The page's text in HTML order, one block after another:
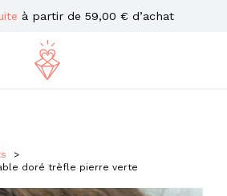
à partir de 59,00 € d’achat
doré trèfle pierre verte